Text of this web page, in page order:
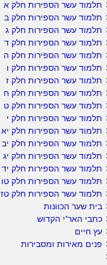
תלמוד עשר הספירות חלק א
תלמוד עשר הספירות חלק ב
תלמוד עשר הספירות חלק ג
תלמוד עשר הספירות חלק ד
תלמוד עשר הספירות חלק ה
תלמוד עשר הספירות חלק ו
תלמוד עשר הספירות חלק ז
תלמוד עשר הספירות חלק ח
תלמוד עשר הספירות חלק ט
תלמוד עשר הספירות חלק י
תלמוד עשר הספירות חלק יא
תלמוד עשר הספירות חלק יב
תלמוד עשר הספירות חלק יג
תלמוד עשר הספירות חלק יד
תלמוד עשר הספירות חלק טו
תלמוד עשר הספירות חלק טז
בית שער הכוונות
כתבי האר"י הקדוש
עץ חיים
פנים מאירות ומסבירות